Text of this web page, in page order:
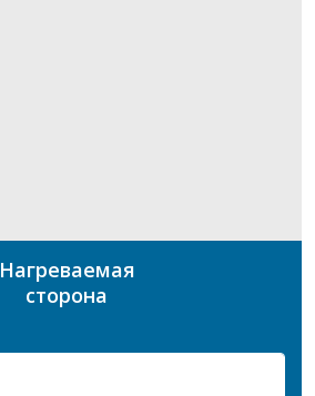
Нагреваемая
сторона